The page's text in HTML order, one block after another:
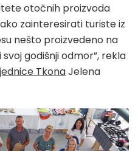
otočnih proizvoda
zainteresirati turiste iz
nešto proizvedeno na
godišnji odmor”, rekla
TkonaJelena